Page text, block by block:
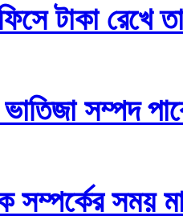
টাকা রেখে
সম্পদ
সম্পর্কের